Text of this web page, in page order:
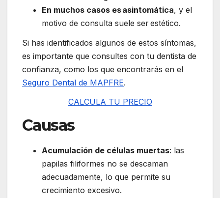
En muchos casos es asintomática, y el
motivo de consulta suele ser estético.
Si has identificados algunos de estos síntomas,
es importante que consultes con tu dentista de
confianza, como los que encontrarás en el
Seguro Dental de MAPFRE.
CALCULA TU PRECIO
Causas
Acumulación de células muertas: las
papilas filiformes no se descaman
adecuadamente, lo que permite su
crecimiento excesivo.